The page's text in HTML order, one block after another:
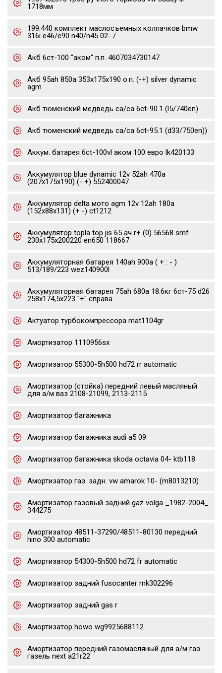
1718мм
199.440 комплект маслосъемных колпачков bmw
316i e46/e90 n40/n45 02- /
Акб 6ст-100 "аком" п.п. 4607034730147
Акб 95ah 850a 353x175x190 о.п. (-+) silver dynamic
agm
Акб тюменский медведь ca/ca 6ct-90.1 (l5/740en)
Акб тюменский медведь ca/ca 6ct-95.1 (d33/750en))
Аккум. батарея 6ct-100vl аком 100 евро lk420133
Аккумулятор blue dynamic 12v 52ah 470a
(207x175x190) (- +) 552400047
Аккумулятор delta мото agm 12v 12ah 180a
(152x88x131) (+ -) ct1212
Аккумулятор topla top jis 65 ач r+ (0) 56568 smf
230x175x200220 en650 118667
Аккумуляторная батарея 140ah 900a ( + : - )
513/189/223 wez140900l
Аккумуляторная батарея 75ah 680a 18.6кг 6ст-75 d26
258x174,5x223 "+" справа
Актуатор турбокомпрессора mat1104gr
Амортизатор 1110956sx
Амортизатор 55300-5h500 hd72 rr automatic
Амортизатор (стойка) передний левый масляный
для а/м ваз 2108-21099, 2113-2115
Амортизатор багажника
Амортизатор багажника audi a5 09
Амортизатор багажника skoda octavia 04- ktb118
Амортизатор газ. задн. vw amarok 10- (m8013210)
Амортизатор газовый задний gaz volga _1982-2004_
344275
Амортизатор 48511-37290/48511-80130 передний
hino 300 automatic
Амортизатор 54300-5h500 hd72 fr automatic
Амортизатор задний fusocanter mk302296
Амортизатор задний gas r
Амортизатор howo wg9925688112
Амортизатор передний газомасляный для а/м газ
газель next a21r22